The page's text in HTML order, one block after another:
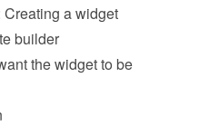
Creating a widget
builder
the widget to be